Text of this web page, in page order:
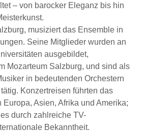
– von barocker Eleganz bis hin
musiziert das Ensemble in
Seine Mitglieder wurden an
ausgebildet,
Mozarteum Salzburg, und sind als
in bedeutenden Orchestern
Konzertreisen führten das
Europa, Asien, Afrika und Amerika;
durch zahlreiche TV-
Bekanntheit.